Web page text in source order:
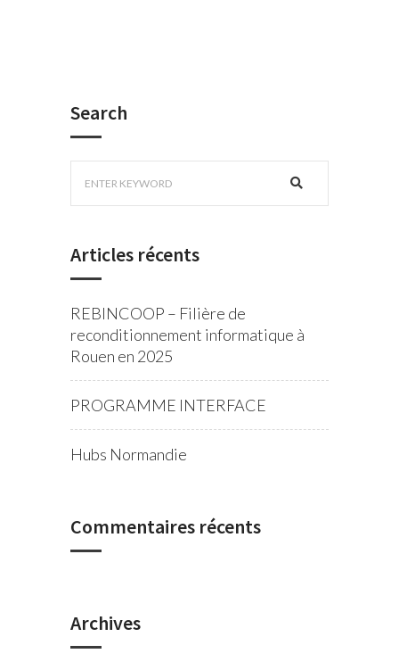
Search
Articles récents
REBINCOOP – Filière de
reconditionnement informatique à
Rouen en 2025
PROGRAMME INTERFACE
Hubs Normandie
Commentaires récents
Archives